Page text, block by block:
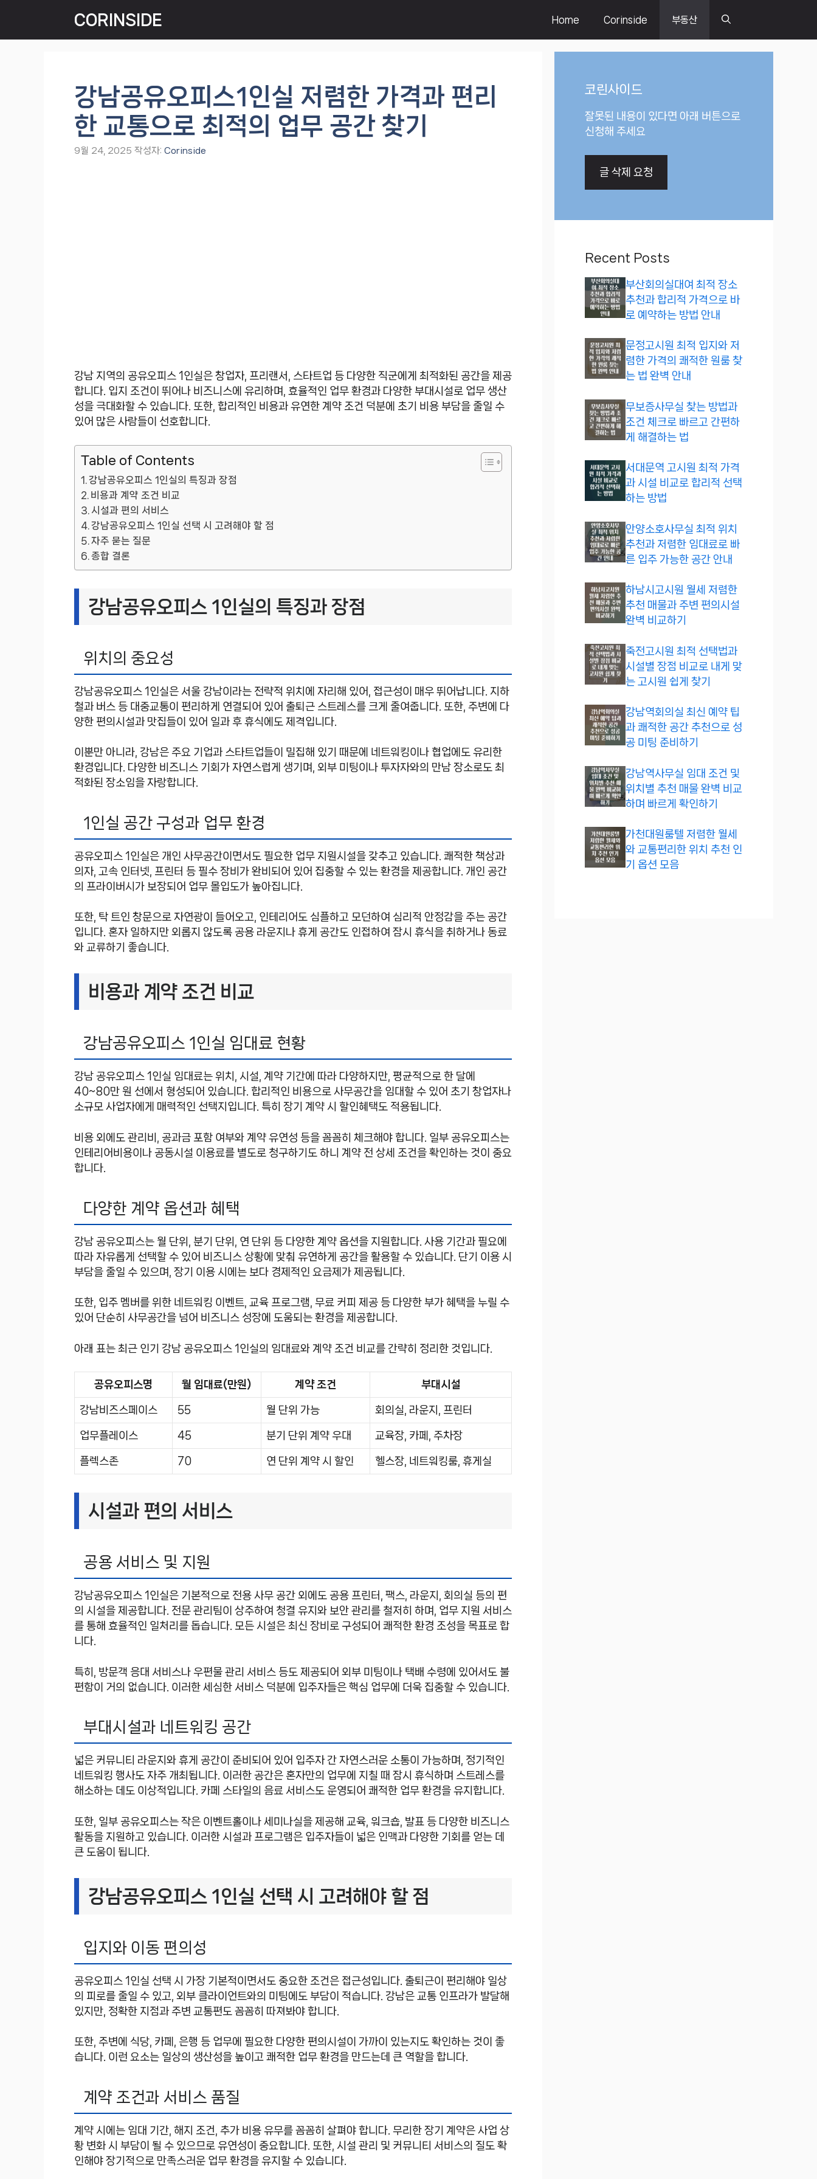
츠
CORINSIDE Home Corinside 부동산
강남공유오피스1인실 저렴한 가격과 편리
한 교통으로 최적의 업무 공간 찾기
9월 24, 2025 작성자: Corinside
강남 지역의 공유오피스 1인실은 창업자, 프리랜서, 스타트업 등 다양한 직군에게 최적화된 공간을 제공
합니다. 입지 조건이 뛰어나 비즈니스에 유리하며, 효율적인 업무 환경과 다양한 부대시설로 업무 생산
성을 극대화할 수 있습니다. 또한, 합리적인 비용과 유연한 계약 조건 덕분에 초기 비용 부담을 줄일 수
있어 많은 사람들이 선호합니다.
Table of Contents
강남공유오피스 1인실의 특징과 장점
비용과 계약 조건 비교
시설과 편의 서비스
강남공유오피스 1인실 선택 시 고려해야 할 점
자주 묻는 질문
종합 결론
강남공유오피스 1인실의 특징과 장점
위치의 중요성
강남공유오피스 1인실은 서울 강남이라는 전략적 위치에 자리해 있어, 접근성이 매우 뛰어납니다. 지하
철과 버스 등 대중교통이 편리하게 연결되어 있어 출퇴근 스트레스를 크게 줄여줍니다. 또한, 주변에 다
양한 편의시설과 맛집들이 있어 일과 후 휴식에도 제격입니다.
이뿐만 아니라, 강남은 주요 기업과 스타트업들이 밀집해 있기 때문에 네트워킹이나 협업에도 유리한
환경입니다. 다양한 비즈니스 기회가 자연스럽게 생기며, 외부 미팅이나 투자자와의 만남 장소로도 최
적화된 장소임을 자랑합니다.
1인실 공간 구성과 업무 환경
공유오피스 1인실은 개인 사무공간이면서도 필요한 업무 지원시설을 갖추고 있습니다. 쾌적한 책상과
의자, 고속 인터넷, 프린터 등 필수 장비가 완비되어 있어 집중할 수 있는 환경을 제공합니다. 개인 공간
의 프라이버시가 보장되어 업무 몰입도가 높아집니다.
또한, 탁 트인 창문으로 자연광이 들어오고, 인테리어도 심플하고 모던하여 심리적 안정감을 주는 공간
입니다. 혼자 일하지만 외롭지 않도록 공용 라운지나 휴게 공간도 인접하여 잠시 휴식을 취하거나 동료
와 교류하기 좋습니다.
비용과 계약 조건 비교
강남공유오피스 1인실 임대료 현황
강남 공유오피스 1인실 임대료는 위치, 시설, 계약 기간에 따라 다양하지만, 평균적으로 한 달에
40~80만 원 선에서 형성되어 있습니다. 합리적인 비용으로 사무공간을 임대할 수 있어 초기 창업자나
소규모 사업자에게 매력적인 선택지입니다. 특히 장기 계약 시 할인혜택도 적용됩니다.
비용 외에도 관리비, 공과금 포함 여부와 계약 유연성 등을 꼼꼼히 체크해야 합니다. 일부 공유오피스는
인테리어비용이나 공동시설 이용료를 별도로 청구하기도 하니 계약 전 상세 조건을 확인하는 것이 중요
합니다.
다양한 계약 옵션과 혜택
강남 공유오피스는 월 단위, 분기 단위, 연 단위 등 다양한 계약 옵션을 지원합니다. 사용 기간과 필요에
따라 자유롭게 선택할 수 있어 비즈니스 상황에 맞춰 유연하게 공간을 활용할 수 있습니다. 단기 이용 시
부담을 줄일 수 있으며, 장기 이용 시에는 보다 경제적인 요금제가 제공됩니다.
또한, 입주 멤버를 위한 네트워킹 이벤트, 교육 프로그램, 무료 커피 제공 등 다양한 부가 혜택을 누릴 수
있어 단순히 사무공간을 넘어 비즈니스 성장에 도움되는 환경을 제공합니다.
아래 표는 최근 인기 강남 공유오피스 1인실의 임대료와 계약 조건 비교를 간략히 정리한 것입니다.
공유오피스명 월 임대료(만원) 계약 조건 부대시설
강남비즈스페이스 55 월 단위 가능 회의실, 라운지, 프린터
업무플레이스 45 분기 단위 계약 우대 교육장, 카페, 주차장
플렉스존 70 연 단위 계약 시 할인 헬스장, 네트워킹룸, 휴게실
시설과 편의 서비스
공용 서비스 및 지원
강남공유오피스 1인실은 기본적으로 전용 사무 공간 외에도 공용 프린터, 팩스, 라운지, 회의실 등의 편
의 시설을 제공합니다. 전문 관리팀이 상주하여 청결 유지와 보안 관리를 철저히 하며, 업무 지원 서비스
를 통해 효율적인 일처리를 돕습니다. 모든 시설은 최신 장비로 구성되어 쾌적한 환경 조성을 목표로 합
니다.
특히, 방문객 응대 서비스나 우편물 관리 서비스 등도 제공되어 외부 미팅이나 택배 수령에 있어서도 불
편함이 거의 없습니다. 이러한 세심한 서비스 덕분에 입주자들은 핵심 업무에 더욱 집중할 수 있습니다.
부대시설과 네트워킹 공간
넓은 커뮤니티 라운지와 휴게 공간이 준비되어 있어 입주자 간 자연스러운 소통이 가능하며, 정기적인
네트워킹 행사도 자주 개최됩니다. 이러한 공간은 혼자만의 업무에 지칠 때 잠시 휴식하며 스트레스를
해소하는 데도 이상적입니다. 카페 스타일의 음료 서비스도 운영되어 쾌적한 업무 환경을 유지합니다.
또한, 일부 공유오피스는 작은 이벤트홀이나 세미나실을 제공해 교육, 워크숍, 발표 등 다양한 비즈니스
활동을 지원하고 있습니다. 이러한 시설과 프로그램은 입주자들이 넓은 인맥과 다양한 기회를 얻는 데
큰 도움이 됩니다.
강남공유오피스 1인실 선택 시 고려해야 할 점
입지와 이동 편의성
공유오피스 1인실 선택 시 가장 기본적이면서도 중요한 조건은 접근성입니다. 출퇴근이 편리해야 일상
의 피로를 줄일 수 있고, 외부 클라이언트와의 미팅에도 부담이 적습니다. 강남은 교통 인프라가 발달해
있지만, 정확한 지점과 주변 교통편도 꼼꼼히 따져봐야 합니다.
또한, 주변에 식당, 카페, 은행 등 업무에 필요한 다양한 편의시설이 가까이 있는지도 확인하는 것이 좋
습니다. 이런 요소는 일상의 생산성을 높이고 쾌적한 업무 환경을 만드는데 큰 역할을 합니다.
계약 조건과 서비스 품질
계약 시에는 임대 기간, 해지 조건, 추가 비용 유무를 꼼꼼히 살펴야 합니다. 무리한 장기 계약은 사업 상
황 변화 시 부담이 될 수 있으므로 유연성이 중요합니다. 또한, 시설 관리 및 커뮤니티 서비스의 질도 확
인해야 장기적으로 만족스러운 업무 환경을 유지할 수 있습니다.
코린사이드
잘못된 내용이 있다면 아래 버튼으로
신청해 주세요
글 삭제 요청
Recent Posts
부산회의실대여 최적 장소
추천과 합리적 가격으로 바
로 예약하는 방법 안내
문정고시원 최적 입지와 저
렴한 가격의 쾌적한 원룸 찾
는 법 완벽 안내
무보증사무실 찾는 방법과
조건 체크로 빠르고 간편하
게 해결하는 법
서대문역 고시원 최적 가격
과 시설 비교로 합리적 선택
하는 방법
안양소호사무실 최적 위치
추천과 저렴한 임대료로 빠
른 입주 가능한 공간 안내
하남시고시원 월세 저렴한
추천 매물과 주변 편의시설
완벽 비교하기
죽전고시원 최적 선택법과
시설별 장점 비교로 내게 맞
는 고시원 쉽게 찾기
강남역회의실 최신 예약 팁
과 쾌적한 공간 추천으로 성
공 미팅 준비하기
강남역사무실 임대 조건 및
위치별 추천 매물 완벽 비교
하며 빠르게 확인하기
가천대원룸텔 저렴한 월세
와 교통편리한 위치 추천 인
기 옵션 모음